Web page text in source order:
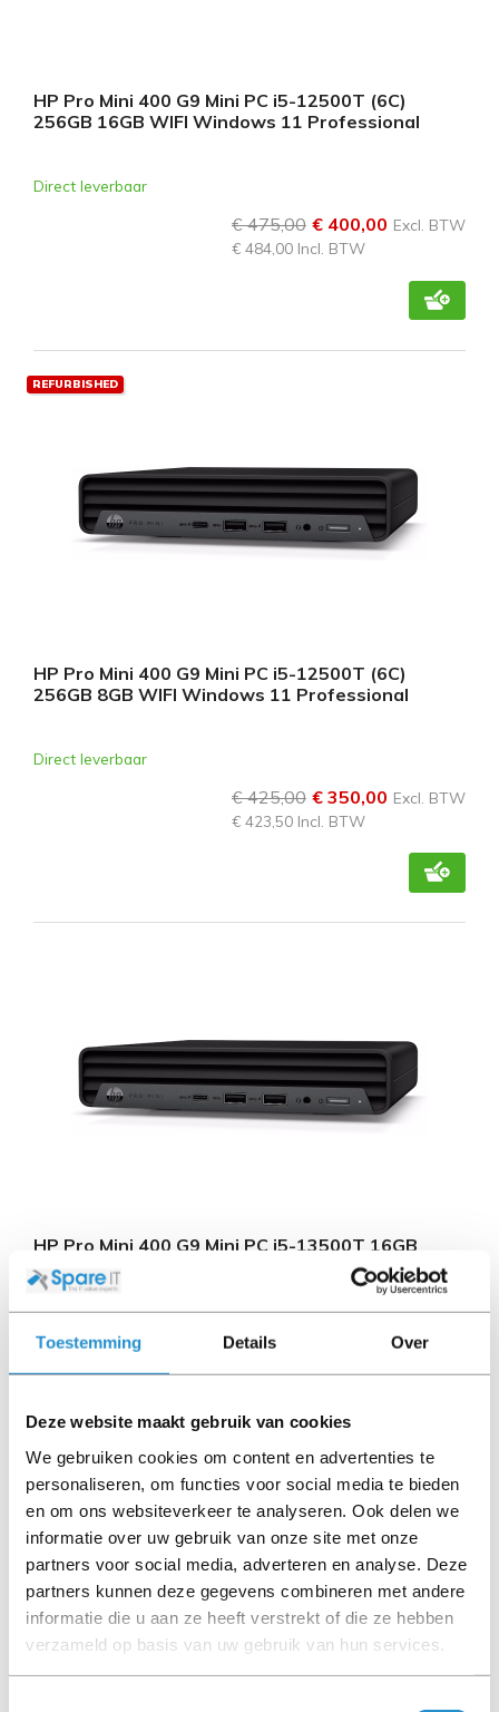
Toestemming Details Over
Deze website maakt gebruik van cookies
We gebruiken cookies om content en advertenties te
personaliseren, om functies voor social media te bieden
en om ons websiteverkeer te analyseren. Ook delen we
informatie over uw gebruik van onze site met onze
partners voor social media, adverteren en analyse. Deze
partners kunnen deze gegevens combineren met andere
informatie die u aan ze heeft verstrekt of die ze hebben
verzameld op basis van uw gebruik van hun services.
HP Pro Mini 400 G9 Mini PC i5-12500T (6C)
256GB 16GB WIFI Windows 11 Professional
Direct leverbaar
€ 475,00 € 400,00 Excl. BTW
€ 484,00 Incl. BTW
REFURBISHED
HP Pro Mini 400 G9 Mini PC i5-12500T (6C)
256GB 8GB WIFI Windows 11 Professional
Direct leverbaar
€ 425,00 € 350,00 Excl. BTW
€ 423,50 Incl. BTW
HP Pro Mini 400 G9 Mini PC i5-13500T 16GB
512GB Windows 11 Professional
2-3 werkdagen
€ 729,29 Excl. BTW